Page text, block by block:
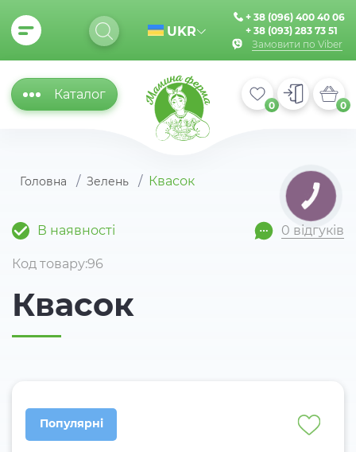
UKR
+ 38 (096) 400 40 06
+ 38 (093) 283 73 51
Замовити по Viber
Каталог
0 0
Головна Зелень Квасок
Код товару:96
Квасок
В наявності 0 відгуків
Популярні
КНОПКА
ЗВ'ЯЗКУ